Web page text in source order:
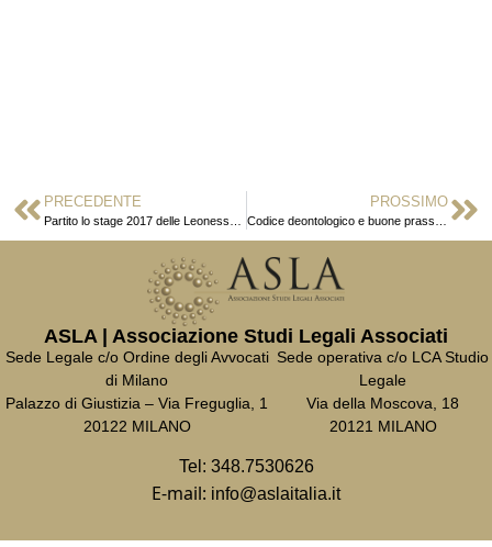
PRECEDENTE PROSSIMO
ASLA | Associazione Studi Legali Associati
Sede Legale c/o Ordine degli Avvocati
di Milano
Palazzo di Giustizia – Via Freguglia, 1
20122 MILANO
Sede operativa c/o LCA Studio
Legale
Via della Moscova, 18
20121 MILANO
Tel: 348.7530626
E-mail: info@aslaitalia.it